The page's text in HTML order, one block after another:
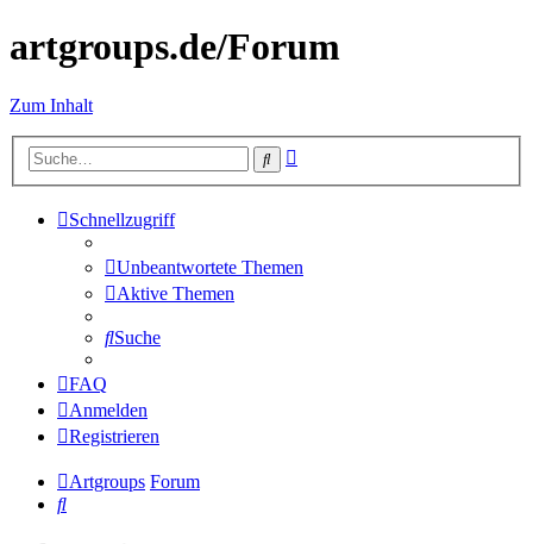
artgroups.de/Forum
Zum Inhalt
Suche
Schnellzugriff
Unbeantwortete Themen
Aktive Themen
Suche
FAQ
Anmelden
Registrieren
Artgroups Forum
Suche